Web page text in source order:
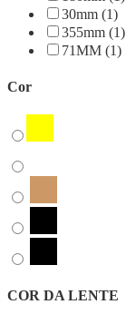
30mm (1)
355mm (1)
71MM (1)
Cor
COR DA LENTE